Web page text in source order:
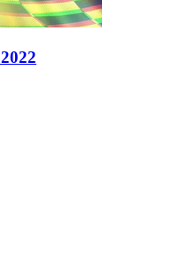
2022